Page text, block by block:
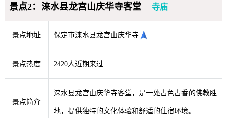
景点2：涞水县龙宫山庆华寺客堂 寺庙
景点地址 保定市涞水县龙宫山庆华寺
景点热度 2420人近期来过
景点简介
涞水县龙宫山庆华寺客堂，是一处古色古香的佛教胜
地，提供独特的文化体验和舒适的住宿环境。